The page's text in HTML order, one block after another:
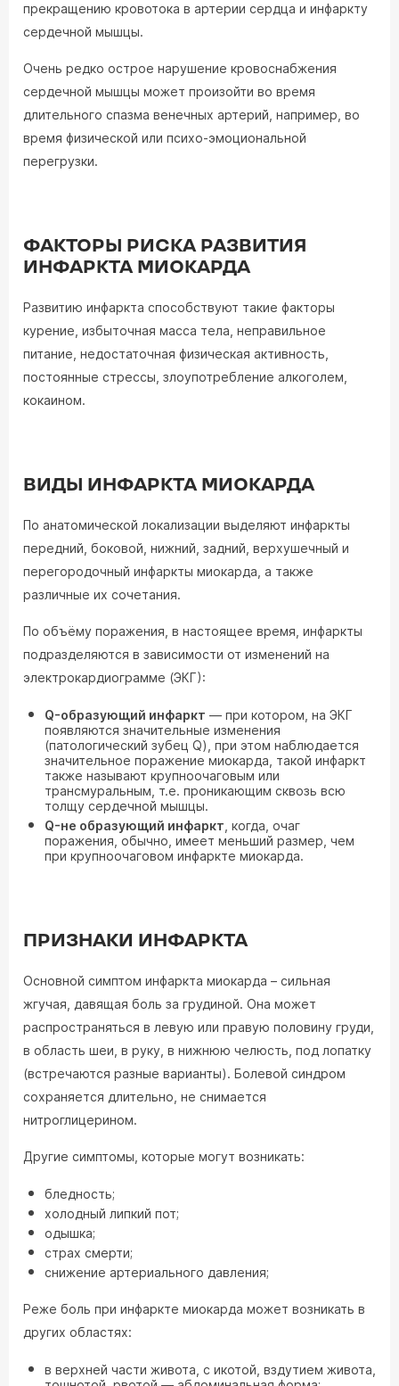
прекращению кровотока в артерии сердца и инфаркту
сердечной мышцы.
Очень редко острое нарушение кровоснабжения
сердечной мышцы может произойти во время
длительного спазма венечных артерий, например, во
время физической или психо-эмоциональной
перегрузки.
ФАКТОРЫ РИСКА РАЗВИТИЯ
ИНФАРКТА МИОКАРДА
Развитию инфаркта способствуют такие факторы
курение, избыточная масса тела, неправильное
питание, недостаточная физическая активность,
постоянные стрессы, злоупотребление алкоголем,
кокаином.
ВИДЫ ИНФАРКТА МИОКАРДА
По анатомической локализации выделяют инфаркты
передний, боковой, нижний, задний, верхушечный и
перегородочный инфаркты миокарда, а также
различные их сочетания.
По объёму поражения, в настоящее время, инфаркты
подразделяются в зависимости от изменений на
электрокардиограмме (ЭКГ):
Q-образующий инфаркт — при котором, на ЭКГ
появляются значительные изменения
(патологический зубец Q), при этом наблюдается
значительное поражение миокарда, такой инфаркт
также называют крупноочаговым или
трансмуральным, т.е. проникающим сквозь всю
толщу сердечной мышцы.
Q-не образующий инфаркт , когда, очаг
поражения, обычно, имеет меньший размер, чем
при крупноочаговом инфаркте миокарда.
ПРИЗНАКИ ИНФАРКТА
Основной симптом инфаркта миокарда – сильная
жгучая, давящая боль за грудиной. Она может
распространяться в левую или правую половину груди,
в область шеи, в руку, в нижнюю челюсть, под лопатку
(встречаются разные варианты). Болевой синдром
сохраняется длительно, не снимается
нитроглицерином.
Другие симптомы, которые могут возникать:
бледность;
холодный липкий пот;
одышка;
страх смерти;
снижение артериального давления;
Реже боль при инфаркте миокарда может возникать в
других областях:
в верхней части живота, с икотой, вздутием живота,